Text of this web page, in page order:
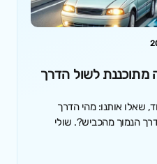
מתוכננת לשול הדרך
שאלו אותנו: מהי הדרך
הנמוך מהכביש?. שולי